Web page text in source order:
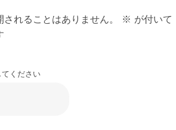
れることはありません。 ※ が付いて
ください